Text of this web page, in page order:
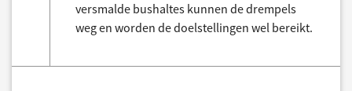
versmalde bushaltes kunnen de drempels
weg en worden de doelstellingen wel bereikt.